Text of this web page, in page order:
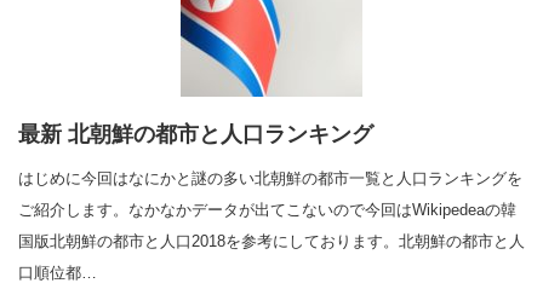
最新 北朝鮮の都市と人口ランキング
はじめに今回はなにかと謎の多い北朝鮮の都市一覧と人口ランキングを
ご紹介します。なかなかデータが出てこないので今回はWikipedeaの韓
国版北朝鮮の都市と人口2018を参考にしております。北朝鮮の都市と人
口順位都…